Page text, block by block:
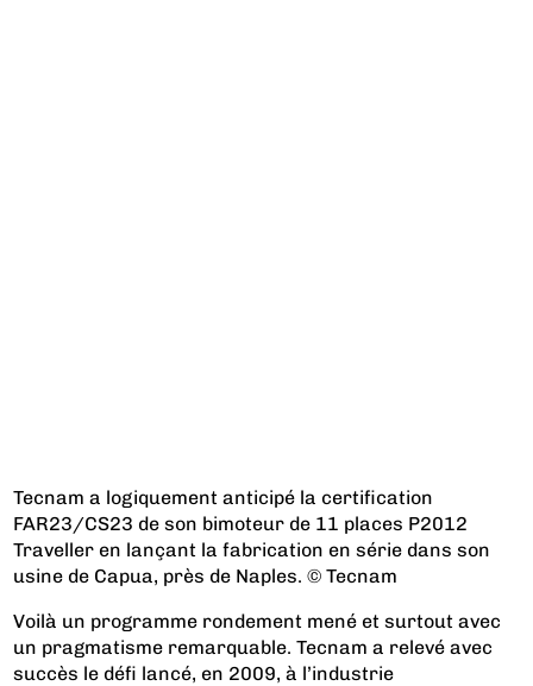
Tecnam a logiquement anticipé la certification
FAR23/CS23 de son bimoteur de 11 places P2012
Traveller en lançant la fabrication en série dans son
usine de Capua, près de Naples. © Tecnam
Voilà un programme rondement mené et surtout avec
un pragmatisme remarquable. Tecnam a relevé avec
succès le défi lancé, en 2009, à l’industrie